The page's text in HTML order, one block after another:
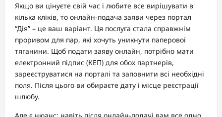
Якщо ви цінуєте свій час і любите все вирішувати в
кілька кліків, то онлайн-подача заяви через портал
“Дія” – це ваш варіант. Ця послуга стала справжнім
проривом для пар, які хочуть уникнути паперової
тяганини. Щоб подати заяву онлайн, потрібно мати
електронний підпис (КЕП) для обох партнерів,
зареєструватися на порталі та заповнити всі необхідні
поля. Після цього ви обираєте дату і місце реєстрації
шлюбу.